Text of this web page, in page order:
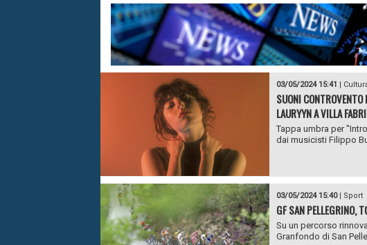
03/05/2024 15:41 |
SUONI CONTROVENTO
LAURYYN A VILLA
Tappa umbra per
dai musicisti Filippo
03/05/2024 15:40| Sport
GF SAN PELLEGRINO,
Su un percorso
Granfondo di San